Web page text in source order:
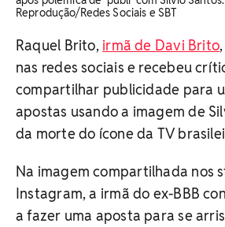
Reprodução/Redes Sociais e SBT
Raquel Brito, irmã de Davi Brito
nas redes sociais e recebeu
compartilhar publicidade para
apostas usando a imagem de
da morte do ícone da TV
Na imagem compartilhada nos
Instagram, a irmã do ex-BBB
a fazer uma aposta para se